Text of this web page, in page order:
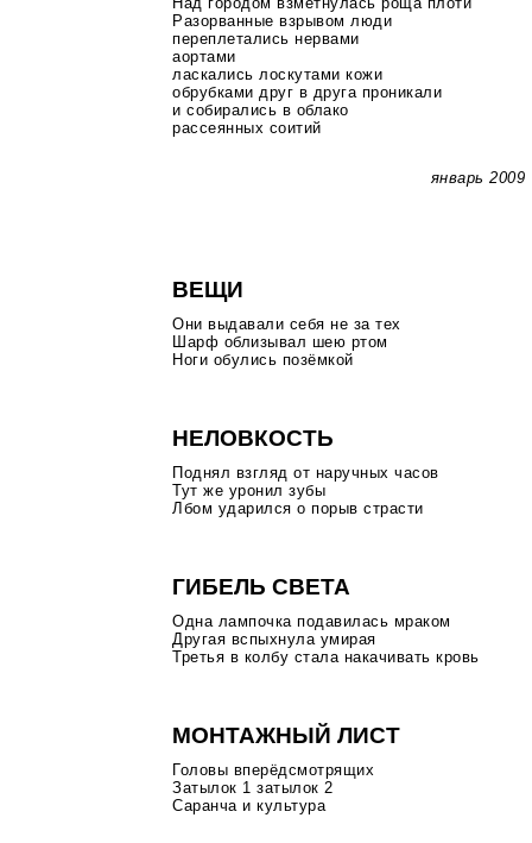
Разорванные взрывом люди
переплетались нервами
аортами
ласкались лоскутами кожи
обрубками друг в друга проникали
и собирались в облако
рассеянных соитий
январь 2009
ВЕЩИ
Они выдавали себя не за тех
Шарф облизывал шею ртом
Ноги обулись позёмкой
НЕЛОВКОСТЬ
Поднял взгляд от наручных часов
Тут же уронил зубы
Лбом ударился о порыв страсти
ГИБЕЛЬ СВЕТА
Одна лампочка подавилась мраком
Другая вспыхнула умирая
Третья в колбу стала накачивать кровь
МОНТАЖНЫЙ ЛИСТ
Головы вперёдсмотрящих
Затылок 1 затылок 2
Саранча и культура